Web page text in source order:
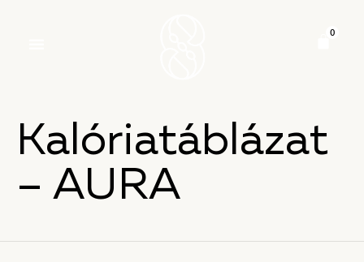
Kalóriatáblázat
– AURA